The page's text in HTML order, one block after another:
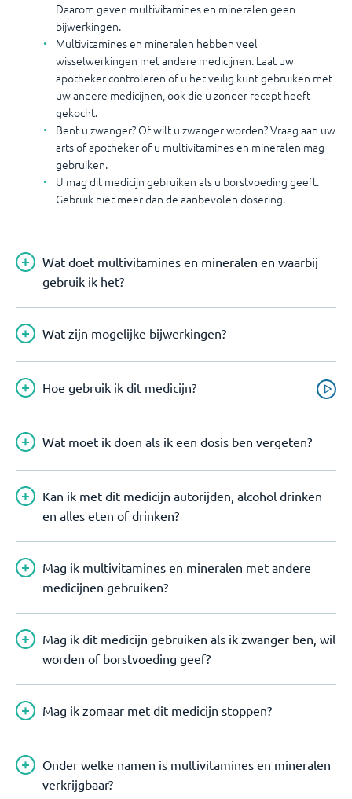
Daarom geven multivitamines en mineralen geen
bijwerkingen.
Multivitamines en mineralen hebben veel
wisselwerkingen met andere medicijnen. Laat uw
apotheker controleren of u het veilig kunt gebruiken met
uw andere medicijnen, ook die u zonder recept heeft
gekocht.
Bent u zwanger? Of wilt u zwanger worden? Vraag aan uw
arts of apotheker of u multivitamines en mineralen mag
gebruiken.
U mag dit medicijn gebruiken als u borstvoeding geeft.
Gebruik niet meer dan de aanbevolen dosering.
Wat doet multivitamines en mineralen en waarbij
gebruik ik het?
Wat zijn mogelijke bijwerkingen?
Hoe gebruik ik dit medicijn?
Wat moet ik doen als ik een dosis ben vergeten?
Kan ik met dit medicijn autorijden, alcohol drinken
en alles eten of drinken?
Mag ik multivitamines en mineralen met andere
medicijnen gebruiken?
Mag ik dit medicijn gebruiken als ik zwanger ben, wil
worden of borstvoeding geef?
Mag ik zomaar met dit medicijn stoppen?
Onder welke namen is multivitamines en mineralen
verkrijgbaar?